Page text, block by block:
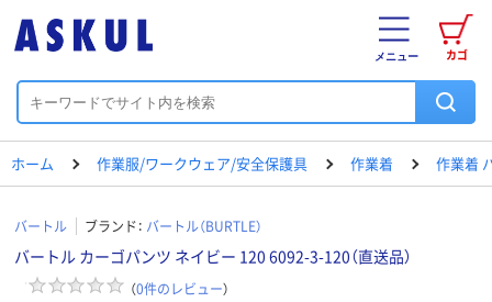
カゴ
メニュー
ホーム 作業服/ワークウェア/安全保護具 作業着 作業着
バートル ブランド： バートル（BURTLE）
バートル カーゴパンツ ネイビー 120 6092-3-120（直送品）
（0件のレビュー）